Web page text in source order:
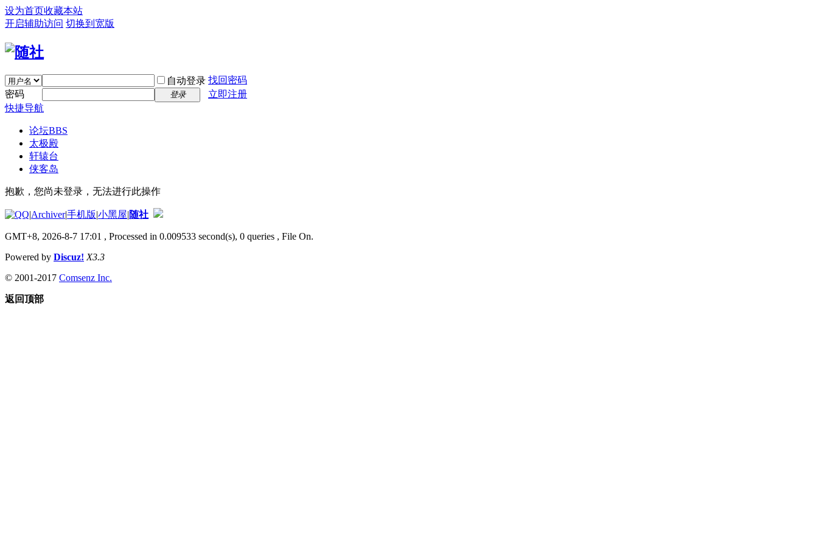
设为首页收藏本站
开启辅助访问 切换到宽版
自动登录 找回密码
密码
登录
立即注册
快捷导航
论坛BBS
太极殿
轩辕台
侠客岛
抱歉，您尚未登录，无法进行此操作
|Archiver|手机版|小黑屋|随社
GMT+8, 2026-8-7 17:01 , Processed in 0.009533 second(s), 0 queries , File On.
Powered by Discuz! X3.3
© 2001-2017 Comsenz Inc.
返回顶部